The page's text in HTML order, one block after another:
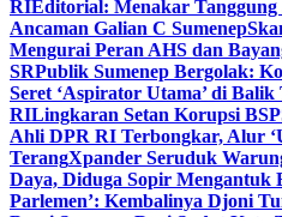
RIEditorial: Menakar
Ancaman Galian C Sumenep
Mengurai Peran AHS dan
SRPublik Sumenep Bergolak:
Seret ‘Aspirator Utama’ di
RILingkaran Setan Korupsi
Ahli DPR RI Terbongkar, Alur
TerangXpander Seruduk
Daya, Diduga Sopir Mengantuk
Parlemen’: Kembalinya Djoni